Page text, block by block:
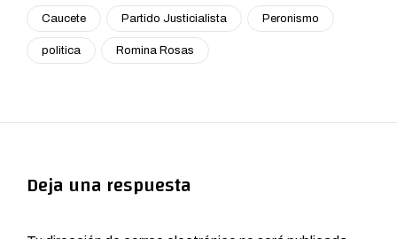
Caucete Partido Justicialista Peronismo
politica Romina Rosas
Deja una respuesta